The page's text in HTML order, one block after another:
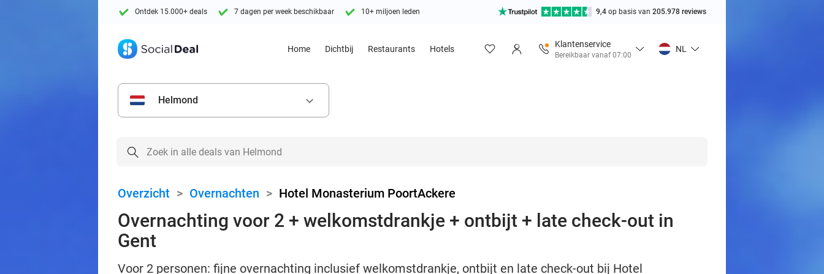
Ontdek 15.000+ deals 7 dagen per week beschikbaar 10+ miljoen leden 9,4 op basis van 205.978 reviews
Home Dichtbij Restaurants Hotels
Klantenservice
Bereikbaar vanaf 07:00
NL
Helmond keyboard_arrow_down
Overzicht > Overnachten > Hotel Monasterium PoortAckere
Overnachting voor 2 + welkomstdrankje + ontbijt + late check-out in
Gent
Voor 2 personen: fijne overnachting inclusief welkomstdrankje, ontbijt en late check-out bij Hotel